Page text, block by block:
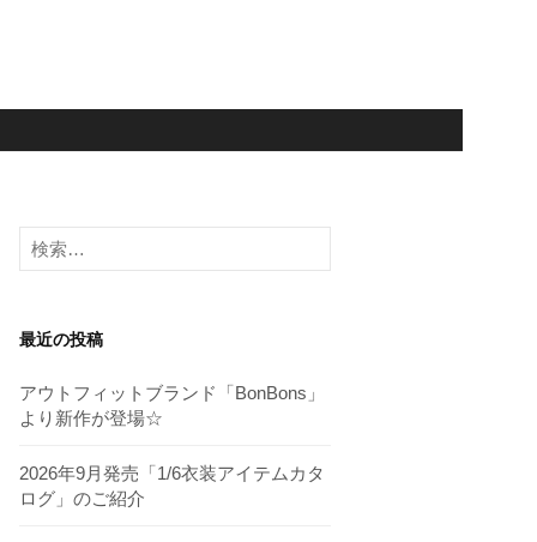
検
索:
最近の投稿
アウトフィットブランド「BonBons」
より新作が登場☆
2026年9月発売「1/6衣装アイテムカタ
ログ」のご紹介